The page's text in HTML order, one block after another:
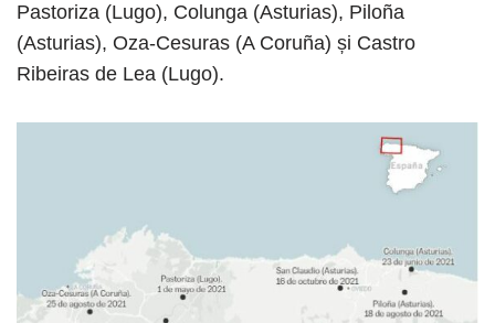
Pastoriza (Lugo), Colunga (Asturias), Piloña
(Asturias), Oza-Cesuras (A Coruña) și Castro
Ribeiras de Lea (Lugo).